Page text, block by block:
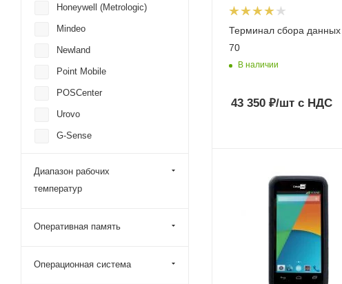
Терминал сбора данных
70
В наличии
43 350 ₽/шт с НДС
Honeywell (Metrologic)
Mindeo
Newland
Point Mobile
POSCenter
Urovo
G-Sense
CipherLab
Диапазон рабочих
температур
Оперативная память
Операционная система